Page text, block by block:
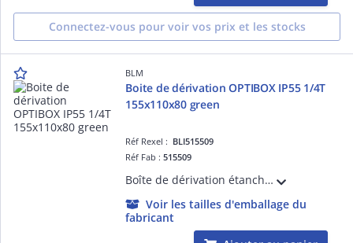
Connectez-vous pour voir vos prix et les stocks
BLM
Boite de dérivation OPTIBOX IP55 1/4T
155x110x80 green
Réf Rexel : BLI515509
Réf Fab :515509
Boîte de dérivation étanche avec 10 entrées bi-injectées et repérage des ' de passage. Volume optimisé. Insertion directe des câbles. Accepte câbles et tubes de 4 à 25mm.
Voir les tailles d'emballage du
fabricant